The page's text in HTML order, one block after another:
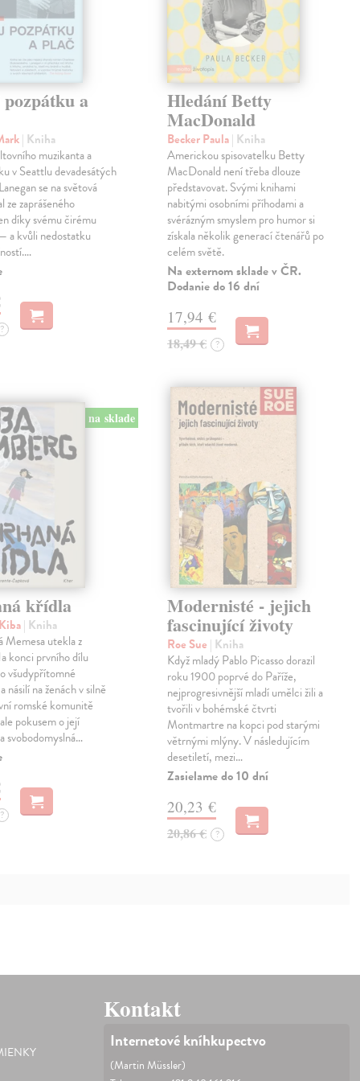
a
| Kniha
muzikanta a
v Seattlu devadesátých
se na světová
ze zaprášeného
díky svému čirému
a kvůli nedostatku
?
Hledání Betty
MacDonald
Becker Paula| Kniha
Americkou spisovatelku Betty
MacDonald není třeba dlouze
představovat. Svými knihami
nabitými osobními příhodami a
svérázným smyslem pro humor si
získala několik generací čtenářů po
celém světě.
Na externom sklade v ČR.
Dodanie do 16 dní
17,94 €
18,49 € ?
na sklade
křídla
| Kniha
Memesa utekla z
konci prvního dílu
všudypřítomné
násilí na ženách v silně
romské komunitě
pokusem o její
svobodomyslná…
?
Modernisté - jejich
fascinující životy
Roe Sue | Kniha
Když mladý Pablo Picasso dorazil
roku 1900 poprvé do Paříže,
nejprogresivnější mladí umělci žili a
tvořili v bohémské čtvrti
Montmartre na kopci pod starými
větrnými mlýny. V následujícím
desetiletí, mezi…
Zasielame do 10 dní
20,23 €
20,86 € ?
Kontakt
Internetové kníhkupectvo
(Martin Müssler)